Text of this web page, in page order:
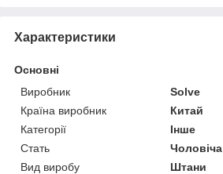
Характеристики
Основні
Виробник
Solve
Країна виробник
Китай
Категорії
Інше
Стать
Чоловіча
Вид виробу
Штани